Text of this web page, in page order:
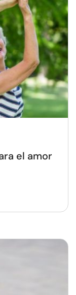
el amor